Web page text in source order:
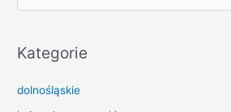
k
j
Kategorie
dolnośląskie